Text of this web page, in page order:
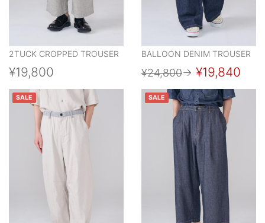
2TUCK CROPPED TROUSER
¥19,800
BALLOON DENIM TROUSER
¥24,800→ ¥19,840
SALE SALE